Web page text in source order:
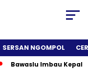
SERSAN NGOMPOL
Imbau Kepala